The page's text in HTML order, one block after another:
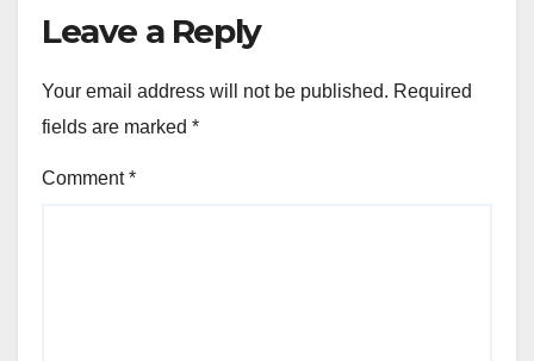
Leave a Reply
Your email address will not be published. Required
fields are marked *
Comment*